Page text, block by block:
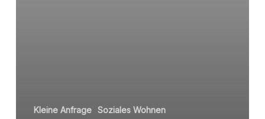
Kleine Anfrage Soziales Wohnen